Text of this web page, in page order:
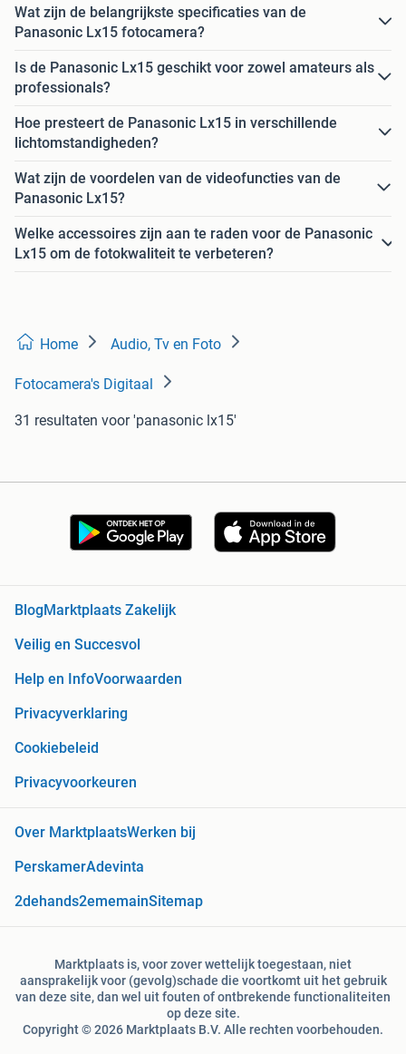
Wat zijn de belangrijkste specificaties van de
Panasonic Lx15 fotocamera?
Is de Panasonic Lx15 geschikt voor zowel amateurs als
professionals?
Hoe presteert de Panasonic Lx15 in verschillende
lichtomstandigheden?
Wat zijn de voordelen van de videofuncties van de
Panasonic Lx15?
Welke accessoires zijn aan te raden voor de Panasonic
Lx15 om de fotokwaliteit te verbeteren?
Home Audio, Tv en Foto
Fotocamera's Digitaal
31 resultaten voor 'panasonic lx15'
BlogMarktplaats Zakelijk
Veilig en Succesvol
Help en InfoVoorwaarden
Privacyverklaring
Cookiebeleid
Privacyvoorkeuren
Over MarktplaatsWerken bij
PerskamerAdevinta
2dehands2ememainSitemap
Marktplaats is, voor zover wettelijk toegestaan, niet
aansprakelijk voor (gevolg)schade die voortkomt uit het gebruik
van deze site, dan wel uit fouten of ontbrekende functionaliteiten
op deze site.
Copyright © 2026 Marktplaats B.V. Alle rechten voorbehouden.